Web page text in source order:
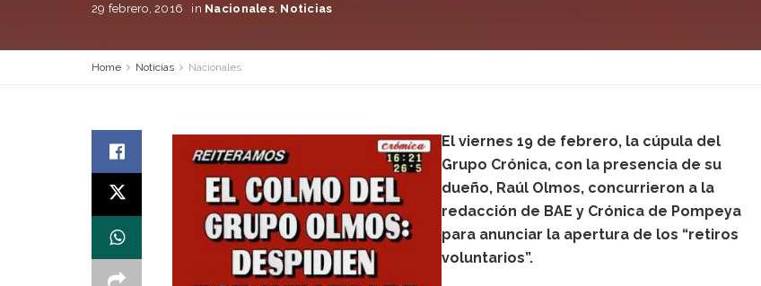
29 febrero, 2016 in Nacionales, Noticias
Home Noticias Nacionales
El viernes 19 de febrero, la cúpula del
Grupo Crónica, con la presencia de su
dueño, Raúl Olmos, concurrieron a la
redacción de BAE y Crónica de Pompeya
para anunciar la apertura de los “retiros
voluntarios”.